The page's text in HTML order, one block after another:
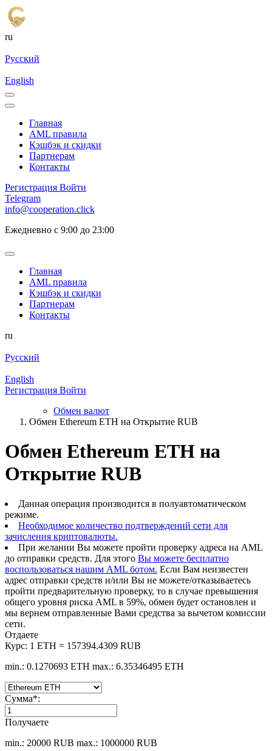
ru
Русский
English
Главная
AML правила
Кэшбэк и cкидки
Партнерам
Контакты
Регистрация Войти
Telegram
info@cooperation.click
Ежедневно с 9:00 до 23:00
Главная
AML правила
Кэшбэк и cкидки
Партнерам
Контакты
ru
Русский
English
Регистрация Войти
Обмен валют
Обмен Ethereum ETH на Открытие RUB
Обмен Ethereum ETH на
Открытие RUB
Данная операция производится в полуавтоматическом
режиме.
Необходимое количество подтверждений сети для
зачисления криптовалюты.
При желании Вы можете пройти проверку адреса на AML
до отправки средств. Для этого Вы можете бесплатно
воспользоваться нашим AML ботом. Если Вам неизвестен
адрес отправки средств и/или Вы не можете/отказываетесь
пройти предварительную проверку, то в случае превышения
общего уровня риска AML в 59%, обмен будет остановлен и
мы вернем отправленные Вами средства за вычетом комиссии
сети.
Отдаете
Курс: 1 ETH = 157394.4309 RUB
min.: 0.1270693 ETH max.: 6.35346495 ETH
Сумма*:
Получаете
min.: 20000 RUB max.: 1000000 RUB